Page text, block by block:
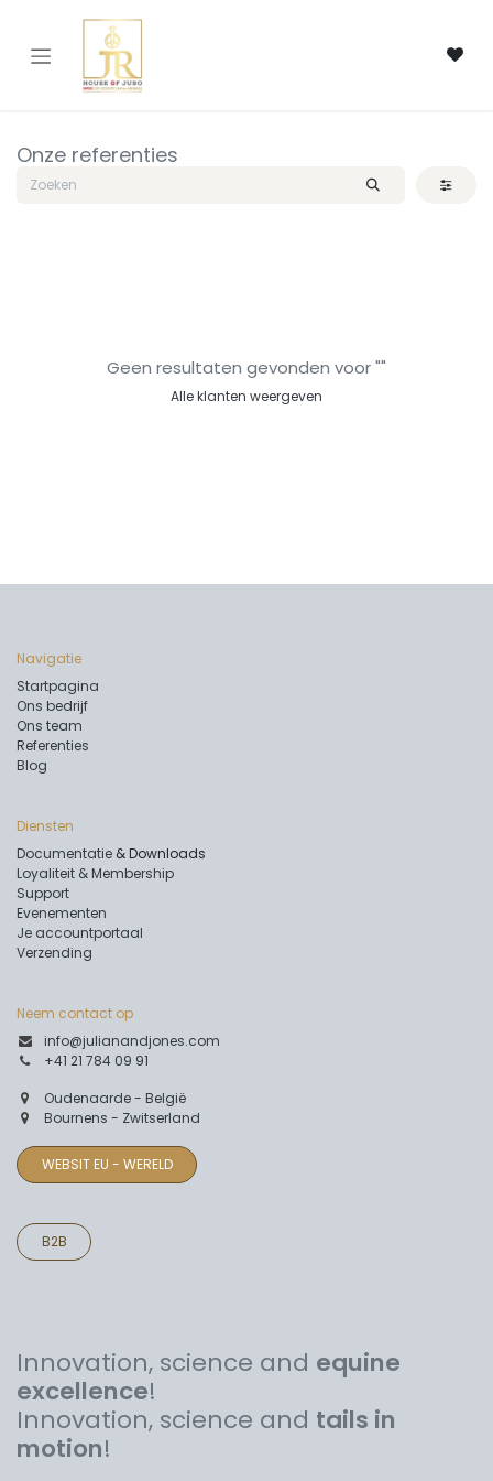
Onze referenties
Geen resultaten gevonden voor ""
Alle klanten weergeven
Navigatie
Startpagina
Ons bedrijf
Ons team
Referenties
Blog
Diensten
Documentatie & Downloads
Loyaliteit & Membership
Support
Evenementen
Je accountportaal
Verzending
Neem contact op
info@julianandjones.com
+41 21 784 09 91
Oudenaarde - België
Bournens - Zwitserland
WEBSIT EU - WERELD
B2B
Innovation, science and equine
excellence!
Innovation, science and tails in
motion!